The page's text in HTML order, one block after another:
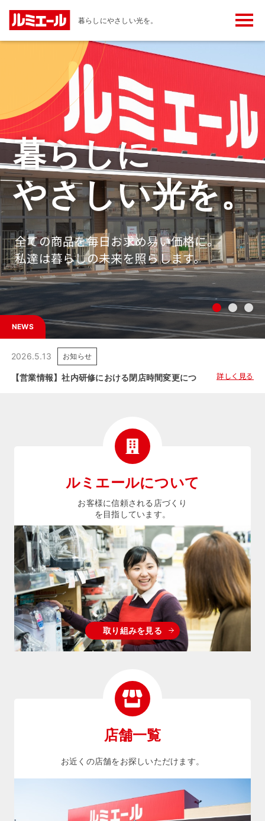
暮らしにやさしい光を。
メ
ニ
ー
ン
暮らしに
やさしい光を。
全ての商品を毎日お求め易い価格に。
私達は暮らしの未来を照らします。
NEWS
2026.5.13 お知らせ
【営業情報】社内研修における閉店時間変更につきましてのご案内
詳しく見る
ルミエールについて
お客様に信頼される店づくり
を目指しています。
取り組みを見る
店舗一覧
お近くの店舗をお探しいただけます。